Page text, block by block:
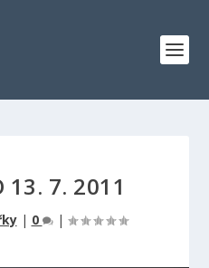
13. 7. 2011
| 0 |